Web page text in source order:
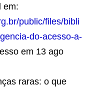
em:
public/files/bibli
do-acesso-a-
em 13 ago
raras: o que